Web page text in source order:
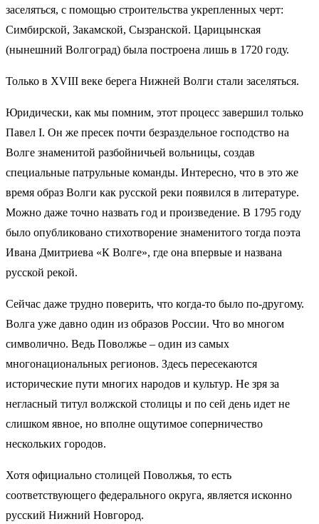
заселяться, с помощью строительства укрепленных черт:
Симбирской, Закамской, Сызранской. Царицынская
(нынешний Волгоград) была построена лишь в 1720 году.
Только в XVIII веке берега Нижней Волги стали заселяться.
Юридически, как мы помним, этот процесс завершил только
Павел I. Он же пресек почти безраздельное господство на
Волге знаменитой разбойничьей вольницы, создав
специальные патрульные команды. Интересно, что в это же
время образ Волги как русской реки появился в литературе.
Можно даже точно назвать год и произведение. В 1795 году
было опубликовано стихотворение знаменитого тогда поэта
Ивана Дмитриева «К Волге», где она впервые и названа
русской рекой.
Сейчас даже трудно поверить, что когда-то было по-другому.
Волга уже давно один из образов России. Что во многом
символично. Ведь Поволжье – один из самых
многонациональных регионов. Здесь пересекаются
исторические пути многих народов и культур. Не зря за
негласный титул волжской столицы и по сей день идет не
слишком явное, но вполне ощутимое соперничество
нескольких городов.
Хотя официально столицей Поволжья, то есть
соответствующего федерального округа, является исконно
русский Нижний Новгород.